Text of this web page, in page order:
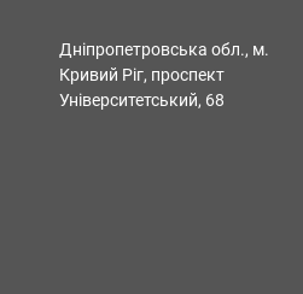
Дніпропетровська обл., м.
Кривий Ріг, проспект
Університетський, 68